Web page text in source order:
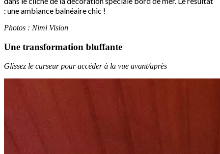
: une ambiance balnéaire chic !
Photos : Nimi Vision
Une transformation bluffante
Glissez le curseur pour accéder à la vue avant/après